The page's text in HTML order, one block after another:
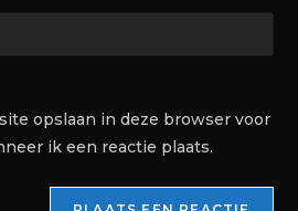
opslaan in deze browser voor
ik een reactie plaats.